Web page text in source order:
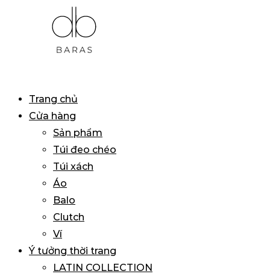
VIETNAM
Primary
Menu
Trang chủ
Cửa hàng
Sản phẩm
Túi đeo chéo
Túi xách
Áo
Balo
Clutch
Ví
Ý tưởng thời trang
LATIN COLLECTION